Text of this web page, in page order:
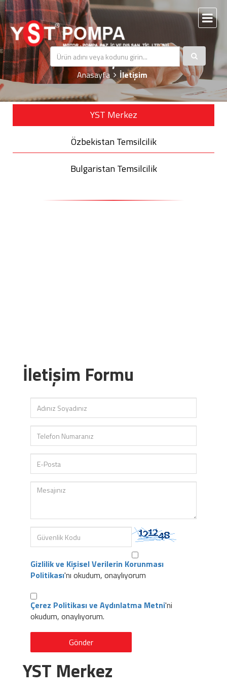
İletişim
Anasayfa İletişim
YST Merkez
Özbekistan Temsilcilik
Bulgaristan Temsilcilik
İletişim Formu
Gizlilik ve Kişisel Verilerin Korunması
Politikası'nı okudum, onaylıyorum
Çerez Politikası ve Aydınlatma Metni'ni
okudum, onaylıyorum.
Gönder
YST Merkez